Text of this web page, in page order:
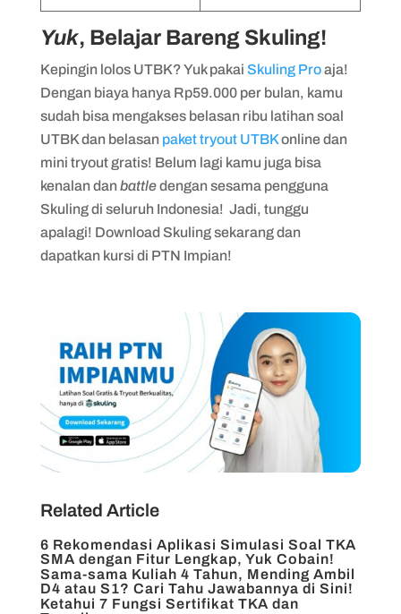
Yuk, Belajar Bareng Skuling!
Kepingin lolos UTBK? Yuk pakai Skuling Proaja!
Dengan biaya hanya Rp59.000 per bulan, kamu
sudah bisa mengakses belasan ribu latihan soal
UTBK dan belasan paket tryout UTBKonline dan
mini tryout gratis! Belum lagi kamu juga bisa
kenalan danbattledengan sesama pengguna
Skuling di seluruh Indonesia! Jadi, tunggu
apalagi! Download Skuling sekarang dan
dapatkan kursi di PTN Impian!
Related Article
6 Rekomendasi Aplikasi Simulasi Soal TKA
SMA dengan Fitur Lengkap, Yuk Cobain!
Sama-sama Kuliah 4 Tahun, Mending Ambil
D4 atau S1? Cari Tahu Jawabannya di Sini!
Ketahui 7 Fungsi Sertifikat TKA dan